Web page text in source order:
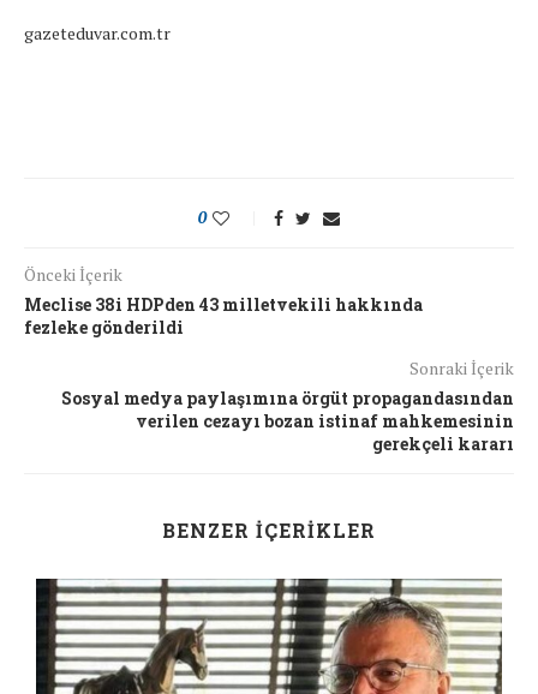
gazeteduvar.com.tr
0
Önceki İçerik
Meclise 38i HDPden 43 milletvekili hakkında
fezleke gönderildi
Sonraki İçerik
Sosyal medya paylaşımına örgüt propagandasından
verilen cezayı bozan istinaf mahkemesinin
gerekçeli kararı
BENZER İÇERIKLER